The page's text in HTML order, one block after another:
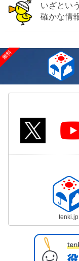
いざとい
確かな情
tenki.jp